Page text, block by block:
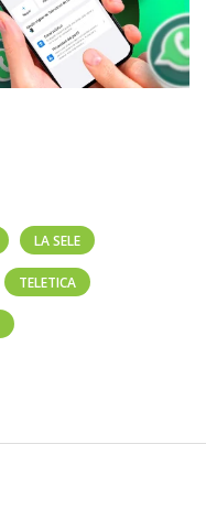
LA SELE
TELETICA